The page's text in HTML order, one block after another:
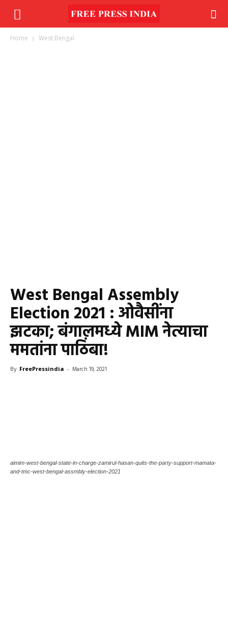
Home West Bengal
West Bengal Assembly
Election 2021 : ओवैसींना
झटका; बंगालमध्ये MIM नेत्याचा
ममतांना पाठिंबा!
By FreePressindia - March 19, 2021
aimim-west-bengal-state-in-charge-zamirul-hasan-quits-the-party-support-mamata-
and-tmc-west-bengal-assmbly-election-2021